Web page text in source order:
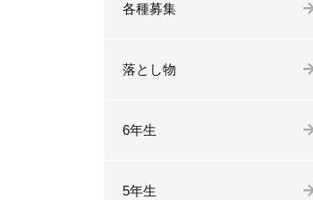
各種募集
落とし物
6年生
5年生